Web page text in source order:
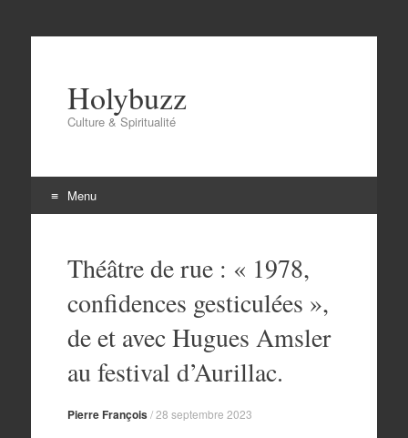
Holybuzz
Culture & Spiritualité
Menu
contenuThéâtre de rue : « 1978,
confidences gesticulées »,
de et avec Hugues Amsler
au festival d’Aurillac.
Pierre François/28 septembre 2023